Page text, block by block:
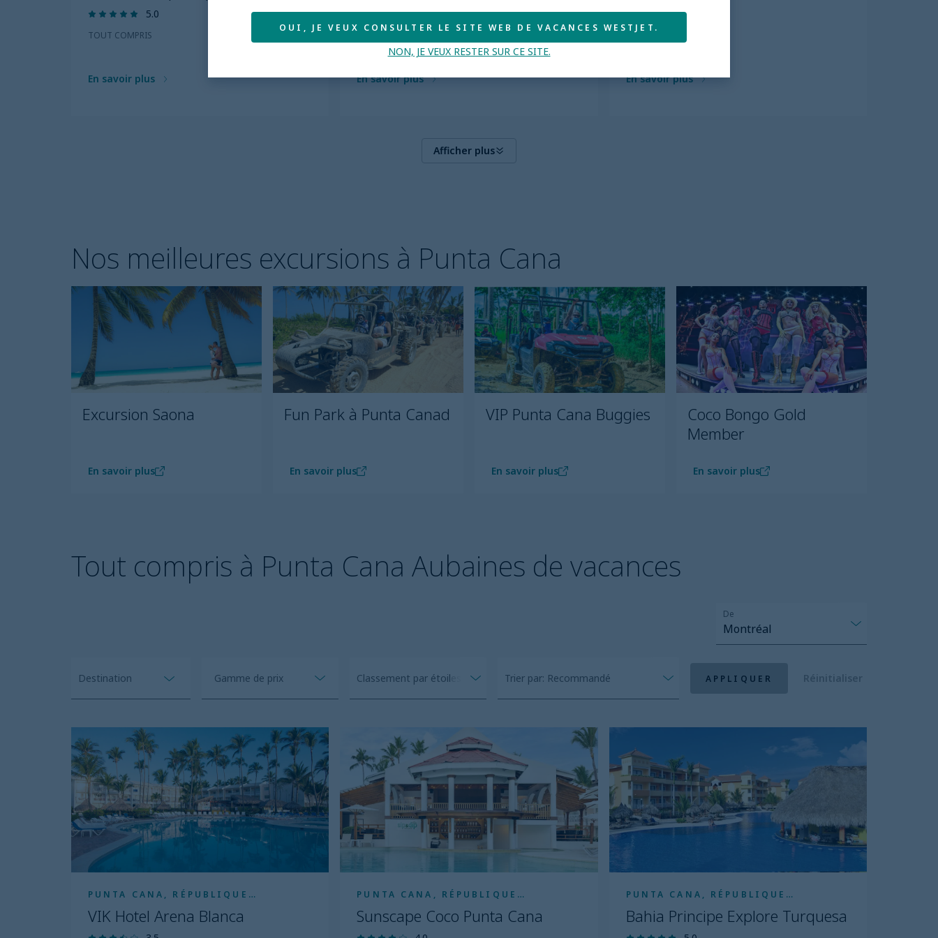
5.0
TOUT COMPRIS
En savoir plus
5.0
En savoir plus
5.0
TOUT COMPRIS
En savoir plus
Afficher plus
Nos meilleures excursions à Punta Cana
Excursion Saona
En savoir plus
Fun Park à Punta Canad
En savoir plus
VIP Punta Cana Buggies
En savoir plus
Coco Bongo Gold
Member
En savoir plus
Tout compris à Punta Cana Aubaines de vacances
Montréal
De
Destination
Effacer tout
Open
range
filter
Classement par étoiles Trier par: Recommandé APPLIQUER Réinitialiser
PUNTA CANA, RÉPUBLIQUE
VIK Hotel Arena Blanca
Hotel
Arena
Blanca
PUNTA CANA, RÉPUBLIQUE
Sunscape Coco Punta Cana
Coco
Punta
Cana
PUNTA CANA, RÉPUBLIQUE
Bahia Principe Explore Turquesa
Principe
Explore
Turquesa
OUI, JE VEUX CONSULTER LE SITE WEB DE VACANCES WESTJET.
NON, JE VEUX RESTER SUR CE SITE.